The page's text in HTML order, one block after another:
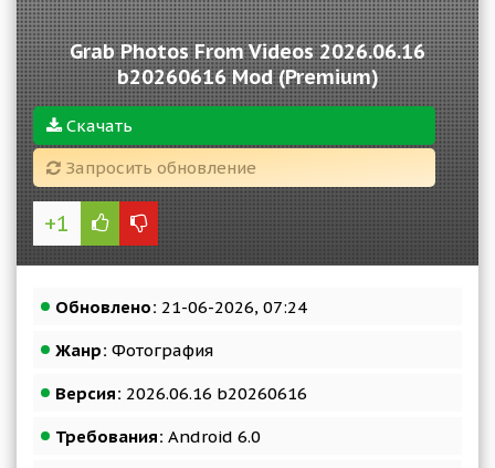
Grab Photos From Videos 2026.06.16
b20260616 Mod (Premium)
Скачать
Запросить обновление
+1
Обновлено: 21-06-2026, 07:24
Жанр: Фотография
Версия: 2026.06.16 b20260616
Требования: Android 6.0